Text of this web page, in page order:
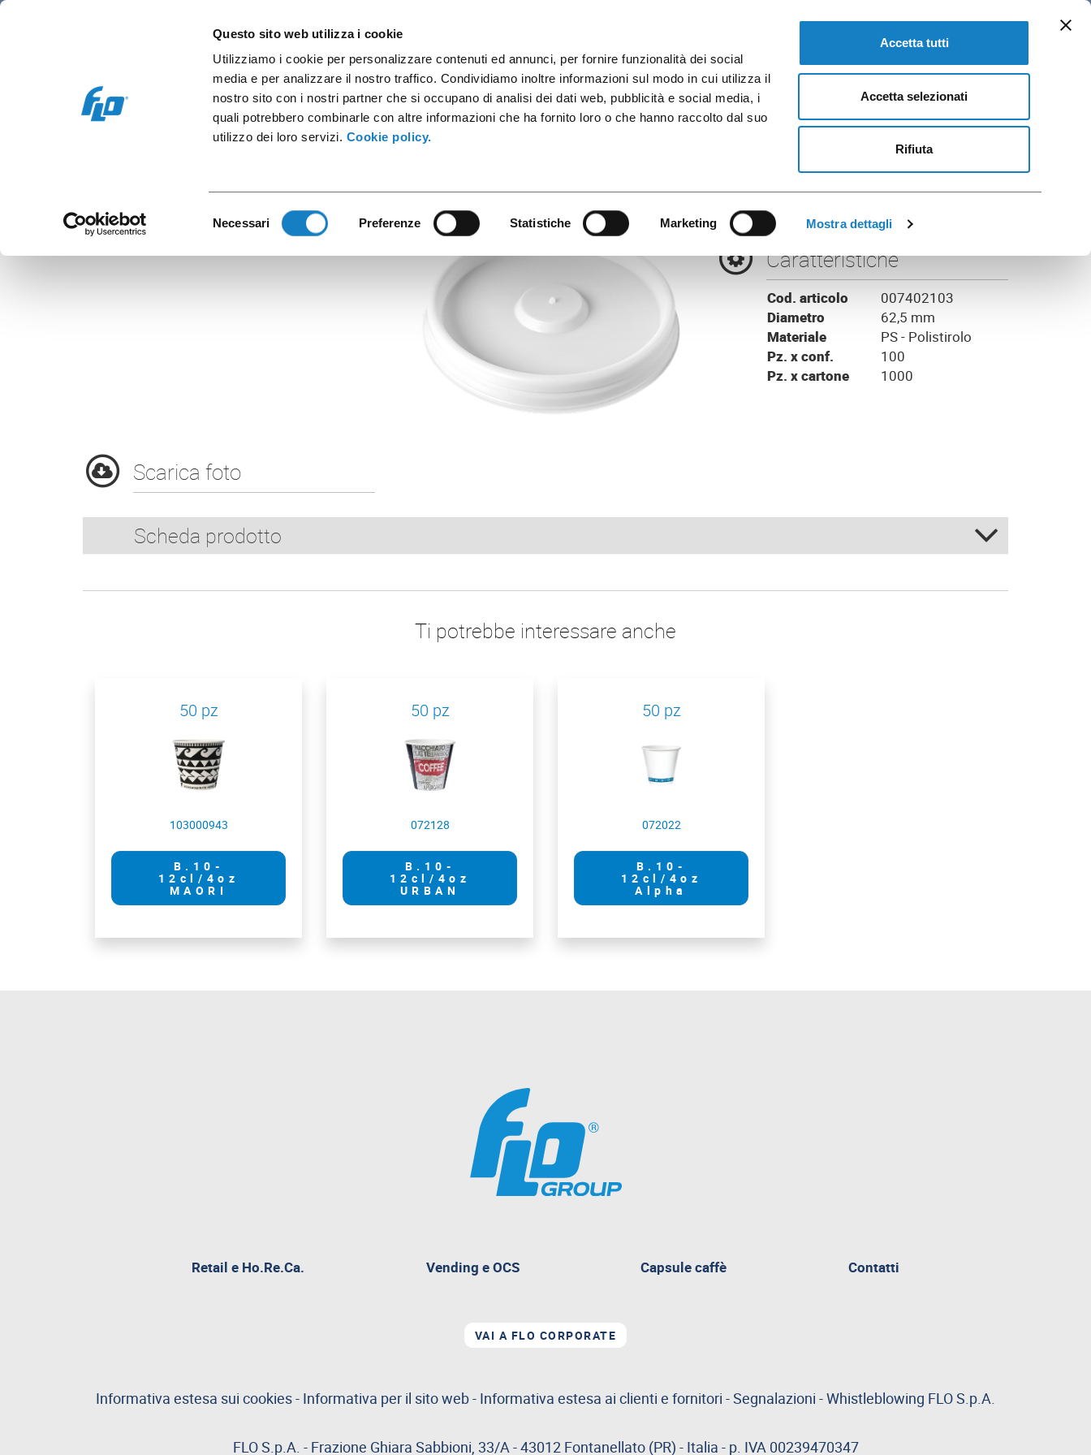
Questo sito web utilizza i cookie
Utilizziamo i cookie per personalizzare contenuti ed annunci, per fornire funzionalità dei social
media e per analizzare il nostro traffico. Condividiamo inoltre informazioni sul modo in cui utilizza il
nostro sito con i nostri partner che si occupano di analisi dei dati web, pubblicità e social media, i
quali potrebbero combinarle con altre informazioni che ha fornito loro o che hanno raccolto dal suo
utilizzo dei loro servizi. Cookie policy.
Necessari Preferenze Statistiche Marketing Mostra dettagli
Accetta tutti
Accetta selezionati
Rifiuta
Retail e Ho.Re.Ca. Vending e OCS Capsule caffè IT
Coperchi
Cop.Flat PS per B.4oz
Caratteristiche
Cod. articolo
007402103
Diametro
62,5 mm
Materiale
PS - Polistirolo
Pz. x conf.
100
Pz. x cartone
1000
Scarica foto
Scheda prodotto
Ti potrebbe interessare anche
50 pz
103000943
B.10-
12cl/4oz
MAORI
50 pz
072128
B.10-
12cl/4oz
URBAN
50 pz
072022
B.10-
12cl/4oz
Alpha
Retail e Ho.Re.Ca. Vending e OCSpagina
Capsule caffè Contatti
VAI A FLO CORPORATE
Informativa estesa sui cookies- Informativa per il sito web- Informativa estesa ai clienti e fornitori -Segnalazioni -Whistleblowing FLO S.p.A.
FLO S.p.A. - Frazione Ghiara Sabbioni, 33/A - 43012 Fontanellato (PR) - Italia - p. IVA 00239470347